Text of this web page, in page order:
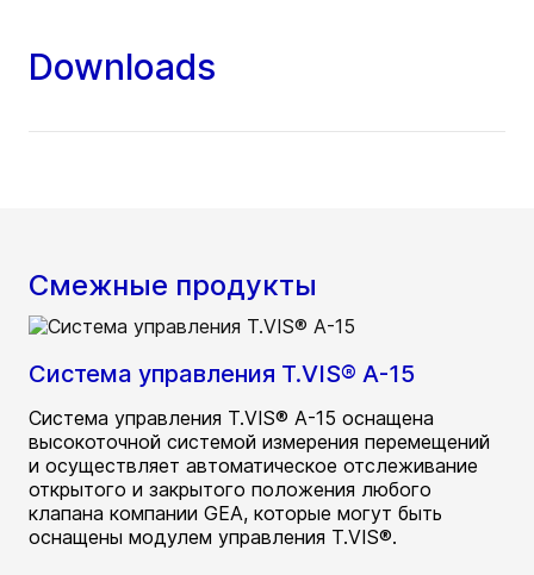
Downloads
Смежные продукты
Система управления T.VIS® A-15
Система управления T.VIS® A-15 оснащена
высокоточной системой измерения перемещений
и осуществляет автоматическое отслеживание
открытого и закрытого положения любого
клапана компании GEA, которые могут быть
оснащены модулем управления T.VIS®.